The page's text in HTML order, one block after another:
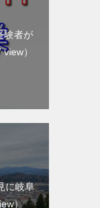
験者が
）
に岐阜
）